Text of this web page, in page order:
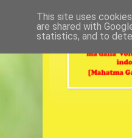
This site uses
are shared with
statistics, and to